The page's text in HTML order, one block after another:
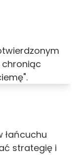
chroniąc
łańcuchu
strategię i